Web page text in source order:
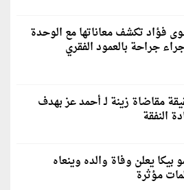
فؤاد تكشف معاناتها مع الوحدة
جراحة بالعمود الفقري
مقاضاة زينة لـ أحمد عز بهدف
النفقة
بيكا يعلن وفاة والده وينعاه
مؤثرة